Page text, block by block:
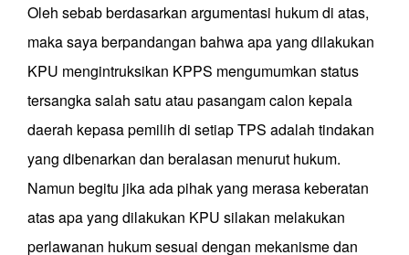
Oleh sebab berdasarkan argumentasi hukum di atas,
maka saya berpandangan bahwa apa yang dilakukan
KPU mengintruksikan KPPS mengumumkan status
tersangka salah satu atau pasangam calon kepala
daerah kepasa pemilih di setiap TPS adalah tindakan
yang dibenarkan dan beralasan menurut hukum.
Namun begitu jika ada pihak yang merasa keberatan
atas apa yang dilakukan KPU silakan melakukan
perlawanan hukum sesuai dengan mekanisme dan